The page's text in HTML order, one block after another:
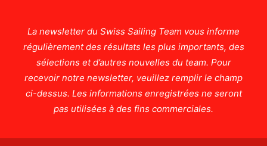
La newsletter du Swiss Sailing Team vous informe
régulièrement des résultats les plus importants, des
sélections et d’autres nouvelles du team. Pour
recevoir notre newsletter, veuillez remplir le champ
ci-dessus. Les informations enregistrées ne seront
pas utilisées à des fins commerciales.